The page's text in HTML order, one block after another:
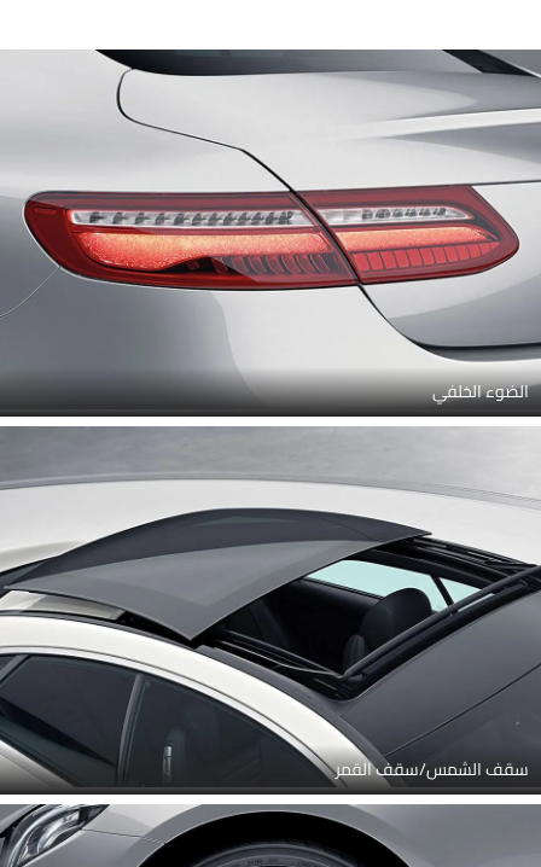
الضوء الخلفي
سقف الشمس/سقف القمر